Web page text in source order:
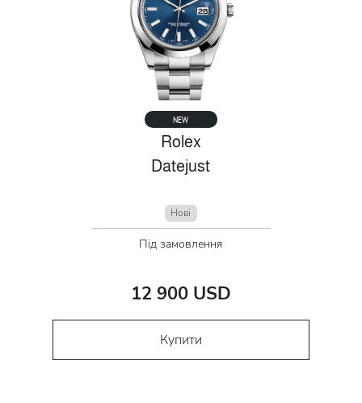
NEW
Rolex
Datejust
Нові
Під замовлення
12 900 USD
Купити